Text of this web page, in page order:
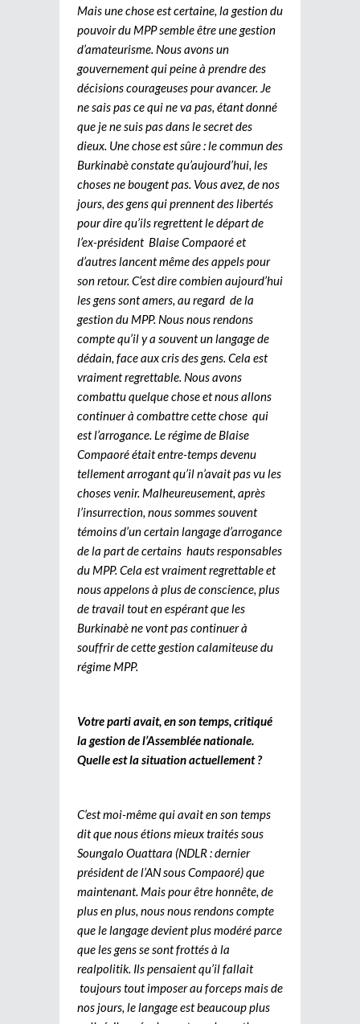
Mais une chose est certaine, la gestion du
pouvoir du MPP semble être une gestion
d’amateurisme. Nous avons un
gouvernement qui peine à prendre des
décisions courageuses pour avancer. Je
ne sais pas ce qui ne va pas, étant donné
que je ne suis pas dans le secret des
dieux. Une chose est sûre : le commun des
Burkinabè constate qu’aujourd’hui, les
choses ne bougent pas. Vous avez, de nos
jours, des gens qui prennent des libertés
pour dire qu’ils regrettent le départ de
l’ex-président Blaise Compaoré et
d’autres lancent même des appels pour
son retour. C’est dire combien aujourd’hui
les gens sont amers, au regard de la
gestion du MPP. Nous nous rendons
compte qu’il y a souvent un langage de
dédain, face aux cris des gens. Cela est
vraiment regrettable. Nous avons
combattu quelque chose et nous allons
continuer à combattre cette chose qui
est l’arrogance. Le régime de Blaise
Compaoré était entre-temps devenu
tellement arrogant qu’il n’avait pas vu les
choses venir. Malheureusement, après
l’insurrection, nous sommes souvent
témoins d’un certain langage d’arrogance
de la part de certains hauts responsables
du MPP. Cela est vraiment regrettable et
nous appelons à plus de conscience, plus
de travail tout en espérant que les
Burkinabè ne vont pas continuer à
souffrir de cette gestion calamiteuse du
régime MPP.
Votre parti avait, en son temps, critiqué
la gestion de l’Assemblée nationale.
Quelle est la situation actuellement ?
C’est moi-même qui avait en son temps
dit que nous étions mieux traités sous
Soungalo Ouattara (NDLR : dernier
président de l’AN sous Compaoré) que
maintenant. Mais pour être honnête, de
plus en plus, nous nous rendons compte
que le langage devient plus modéré parce
que les gens se sont frottés à la
realpolitik. Ils pensaient qu’il fallait
toujours tout imposer au forceps mais de
nos jours, le langage est beaucoup plus